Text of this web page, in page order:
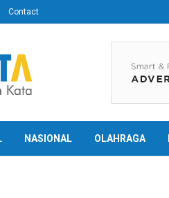
Contact
NASIONAL OLAHRAGA